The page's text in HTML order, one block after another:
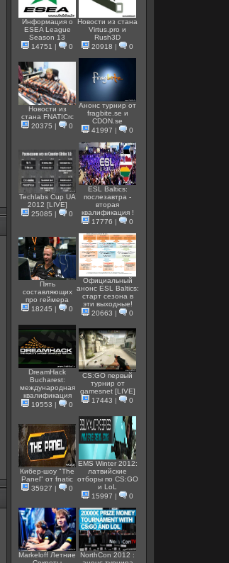
Информация о
ESEA League
Season 13
14751 | 0
Новости из стана
Virtus.pro и
Rush3D
20918 | 0
Новости из
стана FNATICrc
20375 | 0
Анонс турнир от
fragbite.se и
СDON.se
41997 | 0
Techlabs Cup UA
2012 [LIVE]
25085 | 0
ESL Baltics:
послезавтра -
вторая
квалификация !
17776 | 0
Пять
составляющих
про геймера
18245 | 0
Официальный
анонс ESL Baltics:
старт сезона в
эти выходные!
20663 | 0
DreamHack
Bucharest:
международная
квалификация
19553 | 0
CS:GO первый
турнир от
gamesnet [LIVE]
17443 | 0
Кибер-шоу "The
Panel" от fnatic
35927 | 0
EMS Winter 2012:
латвийские
отборы по CS:GO
и LoL
15997 | 0
Markeloff Летние
NorthCon 2012 :